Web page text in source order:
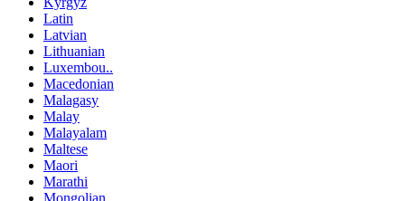
Latin
Latvian
Lithuanian
Luxembou..
Macedonian
Malagasy
Malay
Malayalam
Maltese
Maori
Marathi
Mongolian